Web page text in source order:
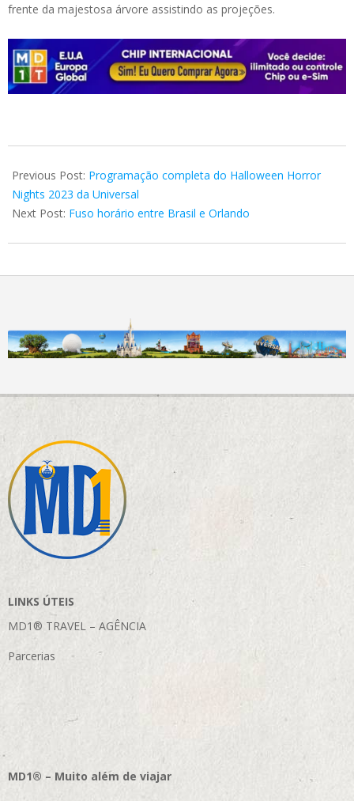
frente da majestosa árvore assistindo as projeções.
08-
03
Previous Post: Programação completa do Halloween Horror
Nights 2023 da Universal
Next Post: Fuso horário entre Brasil e Orlando
LINKS ÚTEIS
MD1® TRAVEL – AGÊNCIA
Parcerias
MD1® – Muito além de viajar